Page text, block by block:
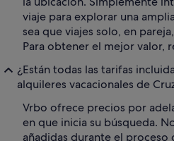
viaje para explorar una
sea que viajes solo, en
Para obtener el mejor valor,
¿Están todas las tarifas
alquileres vacacionales de
Vrbo ofrece precios por
en que inicia su búsqueda.
añadidas durante el